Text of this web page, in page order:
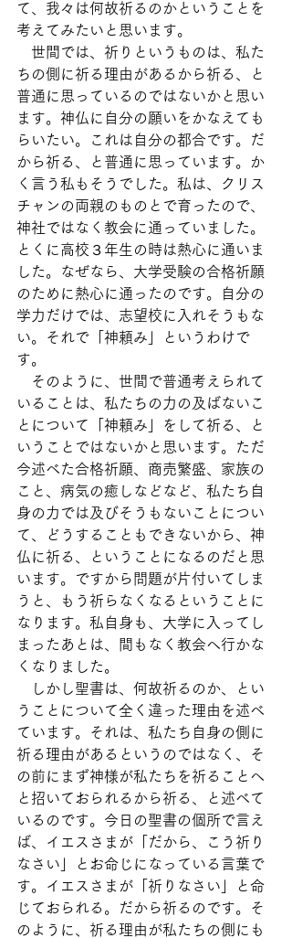
て、我々は何故祈るのかということを
考えてみたいと思います。
世間では、祈りというものは、私た
ちの側に祈る理由があるから祈る、と
普通に思っているのではないかと思い
ます。神仏に自分の願いをかなえても
らいたい。これは自分の都合です。だ
から祈る、と普通に思っています。か
く言う私もそうでした。私は、クリス
チャンの両親のものとで育ったので、
神社ではなく教会に通っていました。
とくに高校３年生の時は熱心に通いま
した。なぜなら、大学受験の合格祈願
のために熱心に通ったのです。自分の
学力だけでは、志望校に入れそうもな
い。それで「神頼み」というわけで
す。
そのように、世間で普通考えられて
いることは、私たちの力の及ばないこ
とについて「神頼み」をして祈る、と
いうことではないかと思います。ただ
今述べた合格祈願、商売繁盛、家族の
こと、病気の癒しなどなど、私たち自
身の力では及びそうもないことについ
て、どうすることもできないから、神
仏に祈る、ということになるのだと思
います。ですから問題が片付いてしま
うと、もう祈らなくなるということに
なります。私自身も、大学に入ってし
まったあとは、間もなく教会へ行かな
くなりました。
しかし聖書は、何故祈るのか、とい
うことについて全く違った理由を述べ
ています。それは、私たち自身の側に
祈る理由があるというのではなく、そ
の前にまず神様が私たちを祈ることへ
と招いておられるから祈る、と述べて
いるのです。今日の聖書の個所で言え
ば、イエスさまが「だから、こう祈り
なさい」とお命じになっている言葉で
す。イエスさまが「祈りなさい」と命
じておられる。だから祈るのです。そ
のように、祈る理由が私たちの側にも